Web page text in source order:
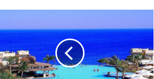
طعن
للمنتجعات"
ضد
"التنمية